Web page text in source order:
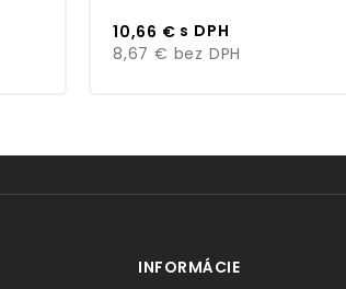
Cena
10,66 € s DPH
8,67 € bez DPH
INFORMÁCIE